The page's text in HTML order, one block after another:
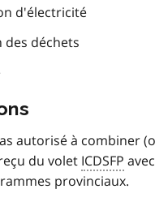
d'électricité
des déchets
autorisé à combiner
du volet ICDSFP
provinciaux.